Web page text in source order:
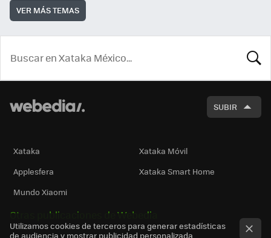
VER MÁS TEMAS
SUBIR
Xataka
Xataka Móvil
Applesfera
Xataka Smart Home
Mundo Xiaomi
Otras publicaciones de Webedia
Utilizamos cookies de terceros para generar estadísticas
de audiencia y mostrar publicidad personalizada